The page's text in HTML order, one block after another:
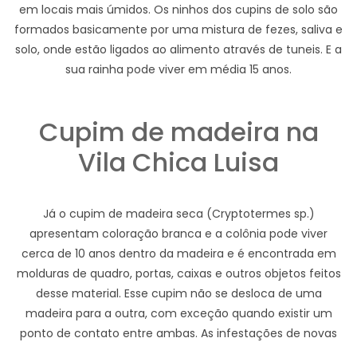
em locais mais úmidos. Os ninhos dos cupins de solo são
formados basicamente por uma mistura de fezes, saliva e
solo, onde estão ligados ao alimento através de tuneis. E a
sua rainha pode viver em média 15 anos.
Cupim de madeira na
Vila Chica Luisa
Já o cupim de madeira seca (Cryptotermes sp.)
apresentam coloração branca e a colônia pode viver
cerca de 10 anos dentro da madeira e é encontrada em
molduras de quadro, portas, caixas e outros objetos feitos
desse material. Esse cupim não se desloca de uma
madeira para a outra, com exceção quando existir um
ponto de contato entre ambas. As infestações de novas